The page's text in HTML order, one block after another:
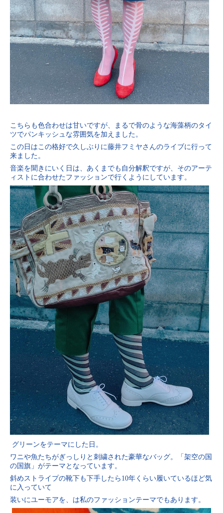
こちらも色合わせは甘いですが、まるで骨のような海藻柄のタイ
ツでパンキッシュな雰囲気を加えました。
この日はこの格好で久しぶりに藤井フミヤさんのライブに行って
来ました。
音楽を聞きにいく日は、あくまでも自分解釈ですが、そのアーテ
ィストに合わせたファッションで行くようにしています。
グリーンをテーマにした日。
ワニや魚たちがぎっしりと刺繍された豪華なバッグ。「架空の国
の国旗」がテーマとなっています。
斜めストライプの靴下も下手したら10年くらい履いているほど気
に入っていて
装いにユーモアを、は私のファッションテーマでもあります。